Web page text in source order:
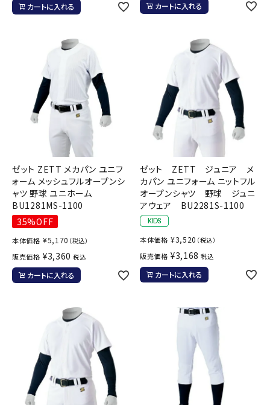
カートに入れる カートに入れる
ゼット ZETT メカパン ユニフ
ォーム メッシュフルオープンシ
ャツ 野球 ユニホーム
BU1281MS-1100
35%OFF
本体価格 ¥5,170 （税込）
販売価格 ¥3,360 税込
カートに入れる
ゼット ZETT ジュニア メ
カパン ユニフォーム ニットフル
オープンシャツ 野球 ジュニ
アウェア BU2281S-1100
本体価格 ¥3,520 （税込）
販売価格 ¥3,168 税込
カートに入れる